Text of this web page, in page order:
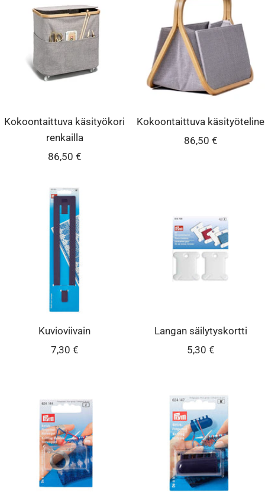
Kokoontaittuva käsityökori
renkailla
Alennushinta
86,50 €
Kokoontaittuva käsityöteline
Alennushinta
86,50 €
Kuvioviivain
Alennushinta
7,30 €
Langan säilytyskortti
Alennushinta
5,30 €